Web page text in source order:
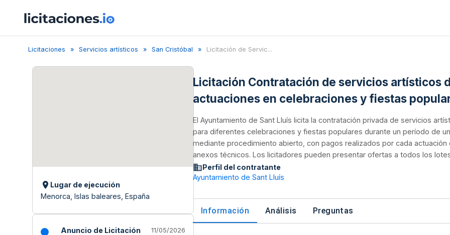
Licitaciones Servicios artísticos San Cristóbal Licitación de Servic...
Lugar de ejecución
Menorca, Islas baleares, España
Anuncio de Licitación
11/05/2026
Licitación Contratación de servicios artísticos
actuaciones en celebraciones y fiestas
El Ayuntamiento de Sant Lluís licita la contratación privada de servicios
para diferentes celebraciones y fiestas populares durante un período de
mediante procedimiento abierto, con pagos realizados por cada
anexos técnicos. Los licitadores pueden presentar ofertas a todos los
Perfil del contratante
Ayuntamiento de Sant Lluís
Información Análisis Preguntas